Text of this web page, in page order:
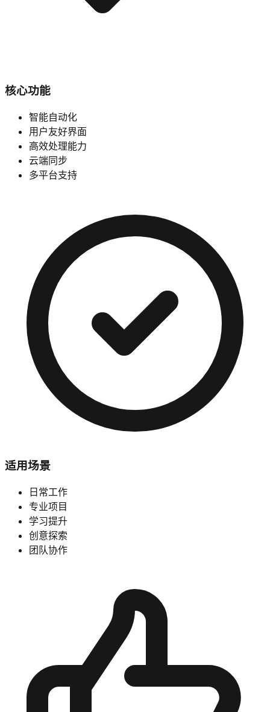
核心功能
智能自动化
用户友好界面
高效处理能力
云端同步
多平台支持
适用场景
日常工作
专业项目
学习提升
创意探索
团队协作